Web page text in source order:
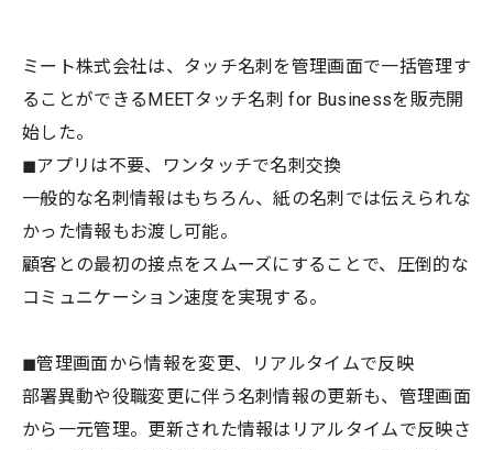
ミート株式会社は、タッチ名刺を管理画面で一括管理す
ることができるMEETタッチ名刺 for Businessを販売開
始した。
◼︎アプリは不要、ワンタッチで名刺交換
一般的な名刺情報はもちろん、紙の名刺では伝えられな
かった情報もお渡し可能。
顧客との最初の接点をスムーズにすることで、圧倒的な
コミュニケーション速度を実現する。
◼︎管理画面から情報を変更、リアルタイムで反映
部署異動や役職変更に伴う名刺情報の更新も、管理画面
から一元管理。更新された情報はリアルタイムで反映さ